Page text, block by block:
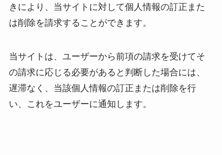
きにより、当サイトに対して個人情報の訂正また
は削除を請求することができます。
当サイトは、ユーザーから前項の請求を受けてそ
の請求に応じる必要があると判断した場合には、
遅滞なく、当該個人情報の訂正または削除を行
い、これをユーザーに通知します。